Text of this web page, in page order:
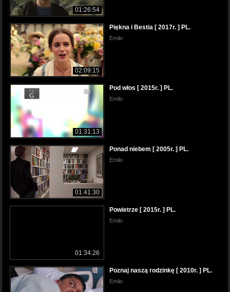
01:26:54
02:09:15
Piękna i Bestia [ 2017r. ] PL.
Emilo
01:31:13
Pod włos [ 2015r. ] PL.
Emilo
01:41:30
Ponad niebem [ 2005r. ] PL.
Emilo
01:34:26
Powietrze [ 2015r. ] PL.
Emilo
Poznaj naszą rodzinkę [ 2010r. ] PL.
Emilo